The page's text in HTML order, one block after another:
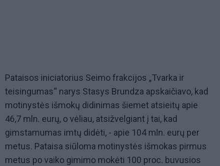
Pataisos iniciatorius Seimo frakcijos „Tvarka ir
teisingumas“ narys Stasys Brundza apskaičiavo, kad
motinystės išmokų didinimas šiemet atsieitų apie
46,7 mln. eurų, o vėliau, atsižvelgiant į tai, kad
gimstamumas imtų didėti, - apie 104 mln. eurų per
metus. Pataisa siūloma motinystės išmokas pirmus
metus po vaiko gimimo mokėti 100 proc. buvusios